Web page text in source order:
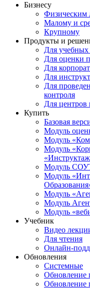
Бизнесу
Физическим
Малому и
Крупному
Продукты и
Для учебных
Для оценки
Для
Для
Для
контроля
Для центров
Купить
Базовая
Модуль
Модуль
Модуль
Модуль СОУТ
Модуль
Модуль
Модуль
Модуль
Учебник
Видео
Для чтения
Онлайн-
Обновления
Системные
Обновление
Обновление